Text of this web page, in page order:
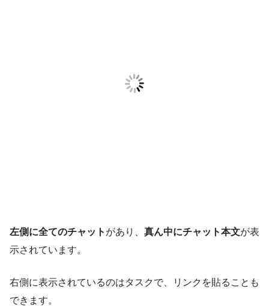
左側に全てのチャット があり、 真ん中にチャット本文が表
示されています。
右側に表示されているのはタスクで、リンクを貼ることも
できます。